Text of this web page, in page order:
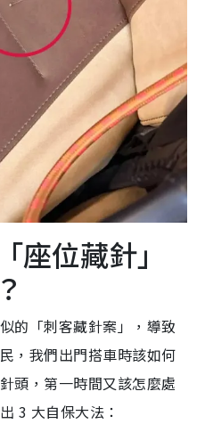
座位藏針」
的「刺客藏針案」，導致
，我們出門搭車時該如何
頭，第一時間又該怎麼處
3 大自保大法：